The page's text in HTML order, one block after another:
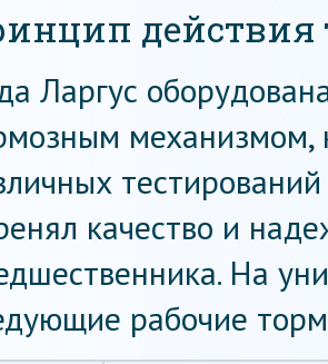
действия
Ларгус
механизмом,
качество и
На
рабочие